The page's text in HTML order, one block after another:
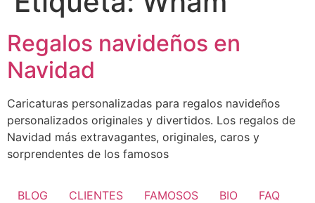
Regalos navideños en
Navidad
Caricaturas personalizadas para regalos navideños
personalizados originales y divertidos. Los regalos de
Navidad más extravagantes, originales, caros y
sorprendentes de los famosos
BLOG CLIENTES FAMOSOS BIO FAQ